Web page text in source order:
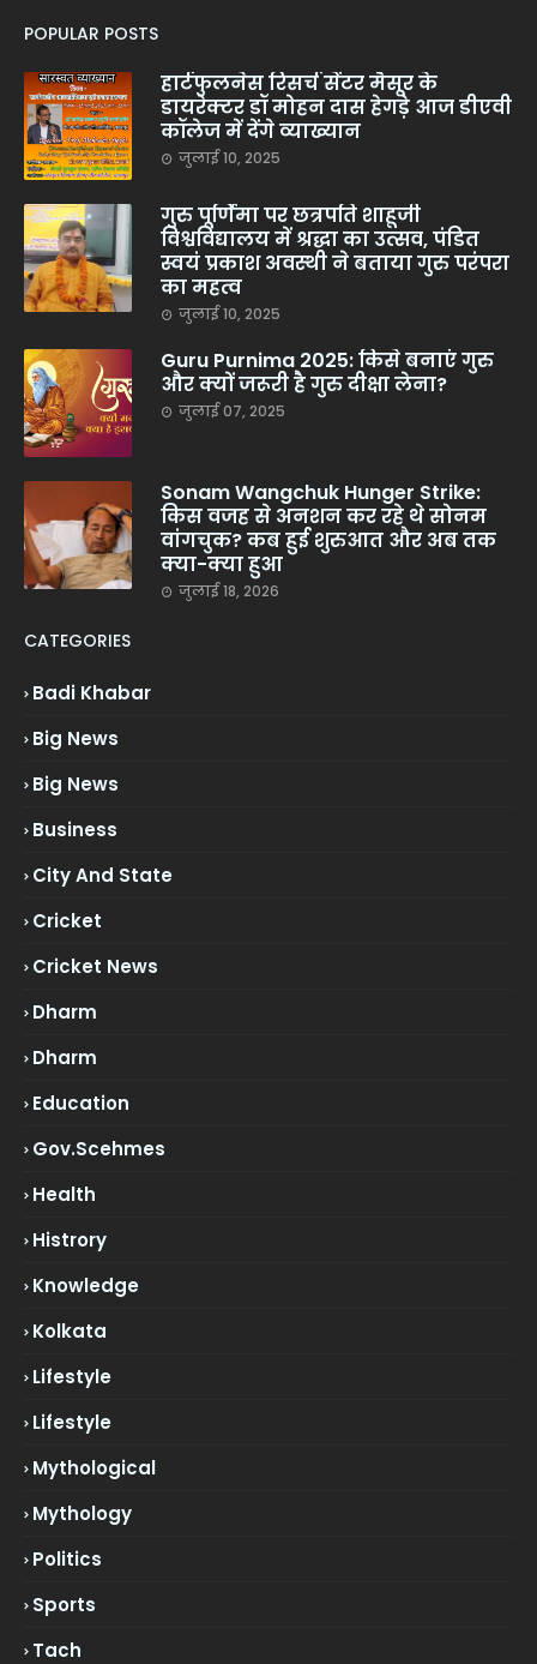
POPULAR POSTS
हार्टफुलनेस रिसर्च सेंटर मैसूर के
डायरेक्टर डॉ मोहन दास हेगड़े आज डीएवी
कॉलेज में देंगे व्याख्यान
जुलाई 10, 2025
गुरु पूर्णिमा पर छत्रपति शाहूजी
विश्वविद्यालय में श्रद्धा का उत्सव, पंडित
स्वयं प्रकाश अवस्थी ने बताया गुरु परंपरा
का महत्व
जुलाई 10, 2025
Guru Purnima 2025: किसे बनाएं गुरु
और क्यों जरूरी है गुरु दीक्षा लेना?
जुलाई 07, 2025
Sonam Wangchuk Hunger Strike:
किस वजह से अनशन कर रहे थे सोनम
वांगचुक? कब हुई शुरुआत और अब तक
क्या-क्या हुआ
जुलाई 18, 2026
CATEGORIES
Badi Khabar
Big News
Big News
Business
City And State
Cricket
Cricket News
Dharm
Dharm
Education
Gov.scehmes
Health
Histrory
Knowledge
Kolkata
Lifestyle
Lifestyle
Mythological
Mythology
Politics
Sports
Tach